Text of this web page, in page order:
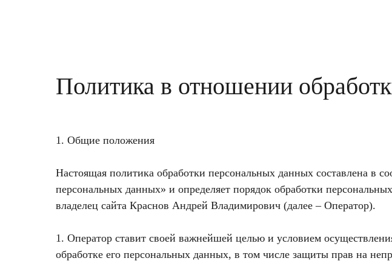
Политика в отношении
1. Общие положения
Настоящая политика обработки персональных данных составлена в
персональных данных» и определяет порядок обработки
владелец сайта Краснов Андрей Владимирович (далее – Оператор).
1. Оператор ставит своей важнейшей целью и условием
обработке его персональных данных, в том числе защиты прав на